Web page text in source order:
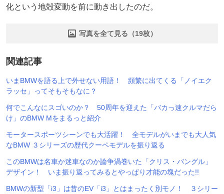
化という地殻変動を前に動き出したのだ。
写真を全て見る（19枚）
関連記事
いまBMWを語る上で外せない用語！ 頻繁に出てくる「ノイエク
ラッセ」ってそもそもなに？
何でこんなにスゴいのか？ 50周年を迎えた「バカっ速クルマだら
け」のBMW Mをまるっと紹介
モータースポーツシーンでも大活躍！ 全モデルがいまでも大人気
なBMW ３シリーズの歴代クーペモデルを振り返る
このBMWは名車か迷車なのか論争渦巻いた「クリス・バングル」
デザイン！ いま振り返ってみるとやっぱり才能の塊だった!!
BMWの新型「i3」は昔のEV「i3」とはまったく別モノ！ ３シリー